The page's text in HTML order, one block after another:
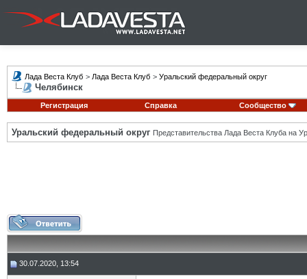
Лада Веста Клуб > Лада Веста Клуб > Уральский федеральный округ
Челябинск
Регистрация Справка Сообщество
Уральский федеральный округ Представительства Лада Веста Клуба на
30.07.2020, 13:54